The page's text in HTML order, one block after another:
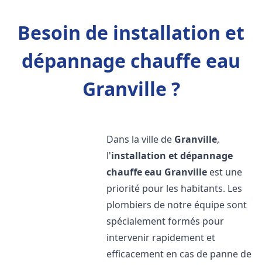
Besoin de installation et
dépannage chauffe eau
Granville ?
Dans la ville de Granville,
l'installation et dépannage
chauffe eau Granville est une
priorité pour les habitants. Les
plombiers de notre équipe sont
spécialement formés pour
intervenir rapidement et
efficacement en cas de panne de